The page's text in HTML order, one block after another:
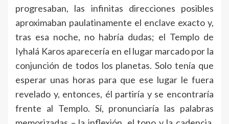
progresaban, las infinitas direcciones posibles
aproximaban paulatinamente el enclave exacto y,
tras esa noche, no habría dudas; el Templo de
Iyhalá Karos aparecería en el lugar marcado por la
conjunción de todos los planetas. Solo tenía que
esperar unas horas para que ese lugar le fuera
revelado y, entonces, él partiría y se encontraría
frente al Templo. Sí, pronunciaría las palabras